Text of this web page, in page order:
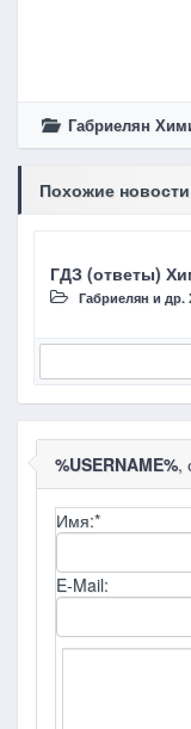
Габриелян
Похожие новости
ГДЗ (ответы)
Габриелян и др.
%USERNAME%,
Имя:*
E-Mail: